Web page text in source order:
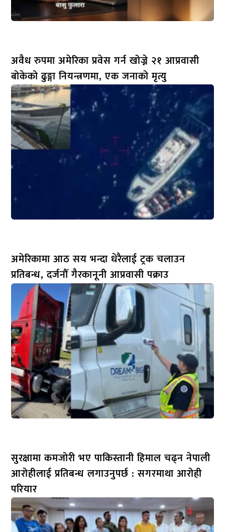
अवैध रुपमा अमेरिका प्रवेस गर्न खोज्ने २१ आप्रवासी
बोकेको ढुङ्गा नियन्त्रणमा, एक जनाको मृत्यु
अमेरिकामा आठ सय भन्दा धेरैलाई ट्रक चलाउन
प्रतिबन्ध, दर्जनौँ गैरकानूनी आप्रवासी पक्राउ
सुरक्षामा कमजोरी भए पाकिस्तानी हिमाल चढ्न नेपाली
आरोहीलाई प्रतिबन्ध लगाउनुपर्छ : सगरमाथा आरोही
परियार